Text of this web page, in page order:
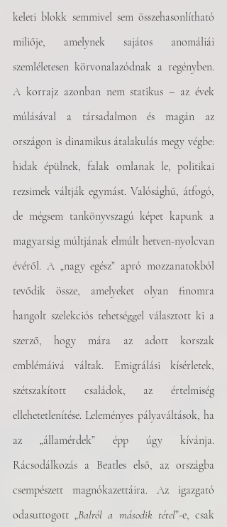
keleti blokk semmivel sem összehasonlítható
miliője, amelynek sajátos anomáliái
szemléletesen körvonalazódnak a regényben.
A korrajz azonban nem statikus – az évek
múlásával a társadalmon és magán az
országon is dinamikus átalakulás megy végbe:
hidak épülnek, falak omlanak le, politikai
rezsimek váltják egymást. Valósághű, átfogó,
de mégsem tankönyvszagú képet kapunk a
magyarság múltjának elmúlt hetven-nyolcvan
évéről. A „nagy egész” apró mozzanatokból
tevődik össze, amelyeket olyan finomra
hangolt szelekciós tehetséggel választott ki a
szerző, hogy mára az adott korszak
emblémáivá váltak. Emigrálási kísérletek,
szétszakított családok, az értelmiség
ellehetetlenítése. Leleményes pályaváltások, ha
az „államérdek” épp úgy kívánja.
Rácsodálkozás a Beatles első, az országba
csempészett magnókazettáira. Az igazgató
odasuttogott „Balról a második tétel”-e, csak